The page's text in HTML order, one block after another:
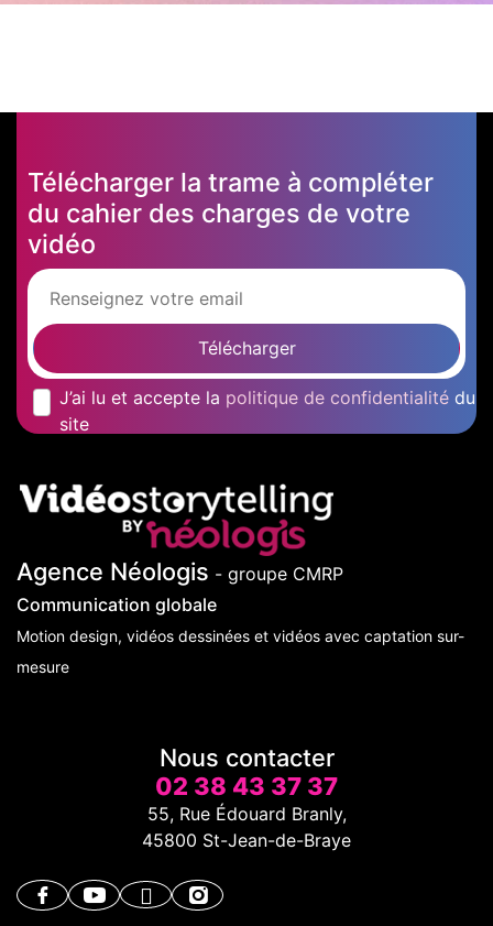
Télécharger la trame à compléter
du cahier des charges de votre
vidéo
Télécharger
J’ai lu et accepte la politique de confidentialité du
site
Agence Néologis - groupe CMRP
Communication globale
Motion design, vidéos dessinées et vidéos avec captation sur-
mesure
Nous contacter
02 38 43 37 37
55, Rue Édouard Branly,
45800 St-Jean-de-Braye